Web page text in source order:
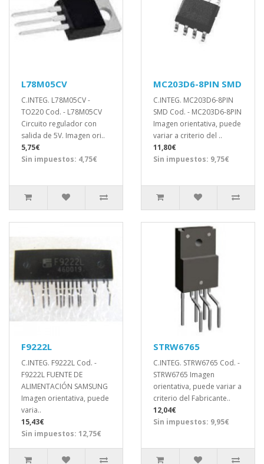
L78M05CV
C.INTEG. L78M05CV -
TO220 Cod. - L78M05CV
Circuito regulador con
salida de 5V. Imagen ori..
5,75€
Sin impuestos: 4,75€
MC203D6-8PIN SMD
C.INTEG. MC203D6-8PIN
SMD Cod. - MC203D6-8PIN
Imagen orientativa, puede
variar a criterio del ..
11,80€
Sin impuestos: 9,75€
F9222L
C.INTEG. F9222L Cod. -
F9222L FUENTE DE
ALIMENTACIÓN SAMSUNG
Imagen orientativa, puede
varia..
15,43€
Sin impuestos: 12,75€
STRW6765
C.INTEG. STRW6765 Cod. -
STRW6765 Imagen
orientativa, puede variar a
criterio del Fabricante..
12,04€
Sin impuestos: 9,95€